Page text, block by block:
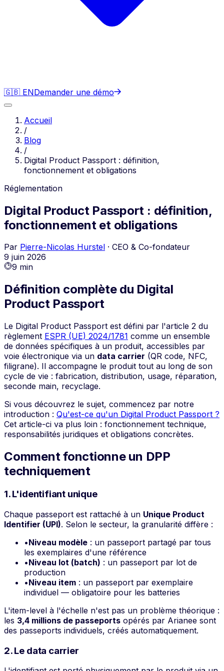
🇬🇧 ENDemander une démo
Accueil
/
Blog
/
Digital Product Passport : définition,
fonctionnement et obligations
Réglementation
Digital Product Passport : définition,
fonctionnement et obligations
Par Pierre-Nicolas Hurstel · CEO & Co-fondateur
9 juin 2026
9 min
Définition complète du Digital
Product Passport
Le Digital Product Passport est défini par l'article 2 du
règlement ESPR (UE) 2024/1781 comme un ensemble
de données spécifiques à un produit, accessibles par
voie électronique via un data carrier (QR code, NFC,
filigrane). Il accompagne le produit tout au long de son
cycle de vie : fabrication, distribution, usage, réparation,
seconde main, recyclage.
Si vous découvrez le sujet, commencez par notre
introduction : Qu'est-ce qu'un Digital Product Passport ?
Cet article-ci va plus loin : fonctionnement technique,
responsabilités juridiques et obligations concrètes.
Comment fonctionne un DPP
techniquement
1. L'identifiant unique
Chaque passeport est rattaché à un Unique Product
Identifier (UPI). Selon le secteur, la granularité diffère :
•Niveau modèle : un passeport partagé par tous
les exemplaires d'une référence
•Niveau lot (batch) : un passeport par lot de
production
•Niveau item : un passeport par exemplaire
individuel — obligatoire pour les batteries
L'item-level à l'échelle n'est pas un problème théorique :
les 3,4 millions de passeports opérés par Arianee sont
des passeports individuels, créés automatiquement.
2. Le data carrier